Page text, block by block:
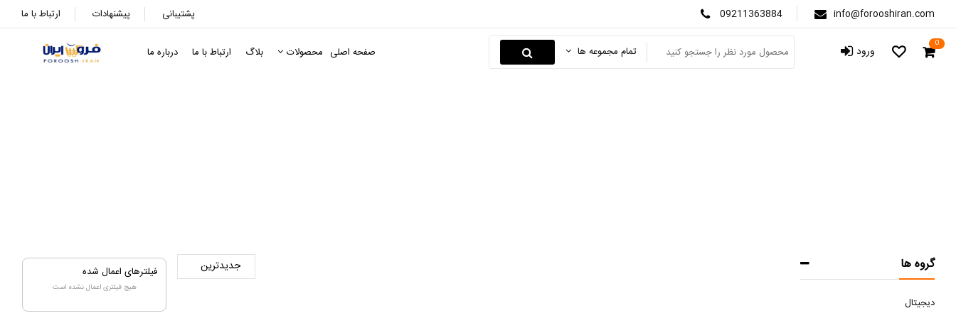
ارتباط با ما پیشنهادات پشتیبانی 09211363884 info@forooshiran.com
صفحه اصلی محصولات بلاگ ارتباط با ما درباره ما تمام مجموعه ها ورود 0
فیلترهای اعمال شده
هیچ فیلتری اعمال نشده است
گروه ها
دیجیتال